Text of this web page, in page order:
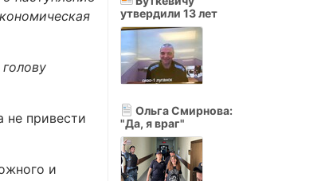
не привести
и
утвердили 13 лет
Ольга Смирнова:
"Да, я враг"